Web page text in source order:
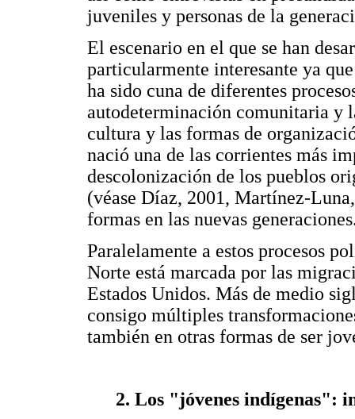
juveniles y personas de la
El escenario en el que se han
particularmente interesante ya
ha sido cuna de diferentes
autodeterminación comunitaria y
cultura y las formas de
nació una de las corrientes más
descolonización de los pueblos
(véase Díaz, 2001, Martínez-
formas en las nuevas
Paralelamente a estos procesos
Norte está marcada por las
Estados Unidos. Más de medio
consigo múltiples
también en otras formas de ser
2. Los "jóvenes indígenas":